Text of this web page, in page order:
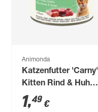
Animonda
Katzenfutter 'Carny'
Kitten Rind & Huhn,
Kartoffel 200 g
1,49 €